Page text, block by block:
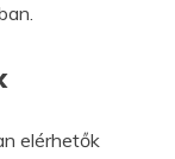
elérhetők